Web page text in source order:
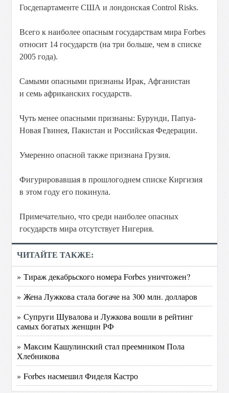
Госдепартаменте США и лондонская Control Risks.
Всего к наиболее опасным государствам мира Forbes
относит 14 государств (на три больше, чем в списке
2005 года).
Самыми опасными признаны Ирак, Афганистан
и семь африканских государств.
Чуть менее опасными признаны: Бурунди, Папуа-
Новая Гвинея, Пакистан и Российская Федерации.
Умеренно опасной также признана Грузия.
Фигурировавшая в прошлогоднем списке Киргизия
в этом году его покинула.
Примечательно, что среди наиболее опасных
государств мира отсутствует Нигерия.
ЧИТАЙТЕ ТАКЖЕ:
» Тираж декабрьского номера Forbes уничтожен?
» Жена Лужкова стала богаче на 300 млн. долларов
» Супруги Шувалова и Лужкова вошли в рейтинг
самых богатых женщин РФ
» Максим Кашулинский стал преемником Пола
Хлебникова
» Forbes насмешил Фиделя Кастро